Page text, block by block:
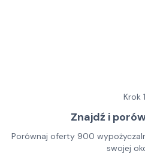
Krok 1
Znajdź i
Porównaj oferty 900
swojej